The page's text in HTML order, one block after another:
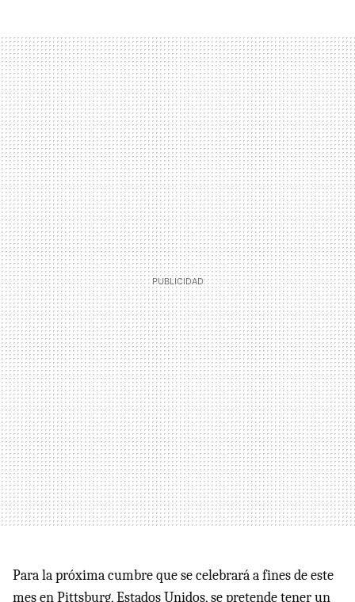
Para la próxima cumbre que se celebrará a fines de este
mes en Pittsburg, Estados Unidos, se pretende tener un